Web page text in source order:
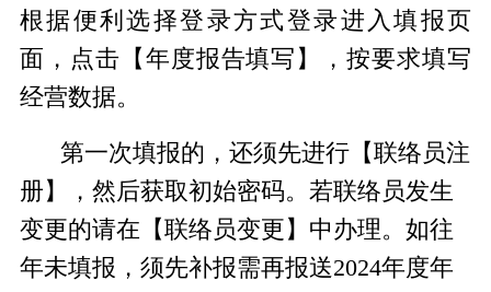
根据便利选择登录方式登录进入填报页
面，点击【年度报告填写】，按要求填写
经营数据。
第一次填报的，还须先进行【联络员注
册】，然后获取初始密码。若联络员发生
变更的请在【联络员变更】中办理。 如往
年未填报，须先补报需再报送2024年度年